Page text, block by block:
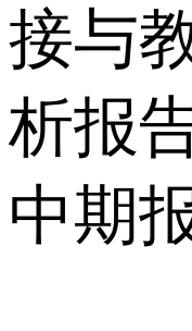
接与
析报
中期